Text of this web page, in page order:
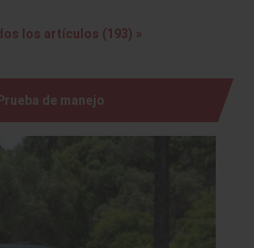
los artículos (193) »
de manejo